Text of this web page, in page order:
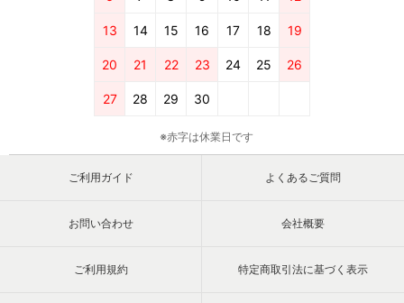
13 14 15 16 17 18 19
20 21 22 23 24 25 26
27 28 29 30
※赤字は休業日です
ご利用ガイド よくあるご質問
お問い合わせ 会社概要
ご利用規約 特定商取引法に基づく表示